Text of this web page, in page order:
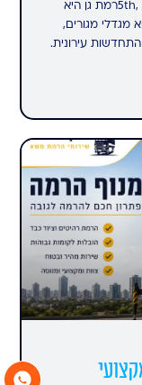
Last updated on אוגוסט 5th, 2026 at 02:18 pmרמת גן היא
מגדלי מגורים,
עירונית.